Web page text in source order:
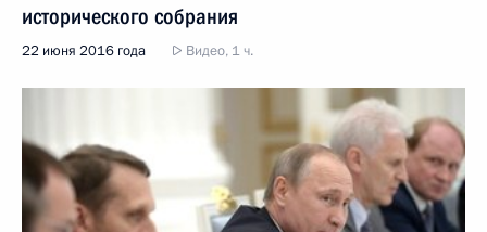
исторического собрания
22 июня 2016 года Видео, 1 ч.